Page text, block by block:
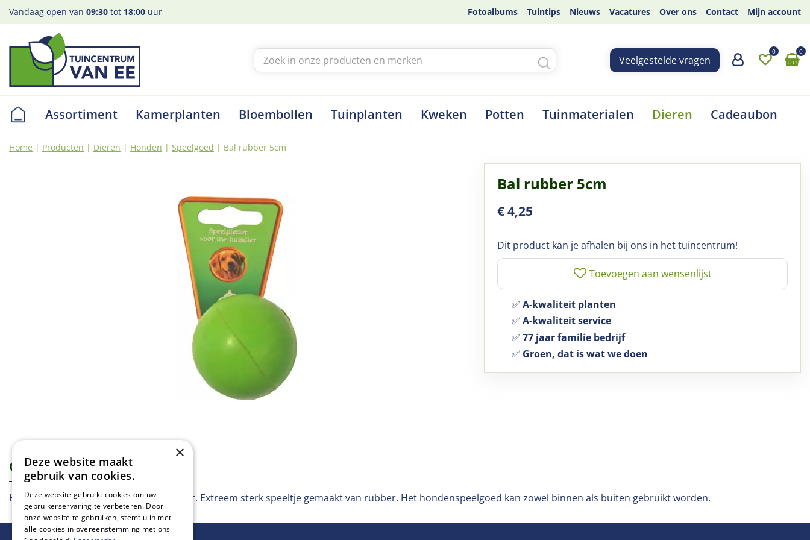
Ga
naar
Home Producten Dieren Honden Speelgoed Bal rubber 5cm
Vandaag open van 09:30 tot 18:00 uur Fotoalbums Tuintips Nieuws Vacatures Over ons Contact Mijn account
Veelgestelde vragen
Assortiment Kamerplanten Bloembollen Tuinplanten Kweken Potten Tuinmaterialen Dieren Cadeaubon
Bal rubber 5cm
€4,25
Dit product kan je afhalen bij ons in het tuincentrum!
✅ A-kwaliteit planten
✅ A-kwaliteit service
✅ 77 jaar familie bedrijf
✅ Groen, dat is wat we doen
Omschrijving Specificaties
Hondenspeelgoed voor lang speelplezier. Extreem sterk speeltje gemaakt van rubber. Het hondenspeelgoed kan zowel binnen als buiten gebruikt worden.
×
Deze website maakt
gebruik van cookies.
Deze website gebruikt cookies om uw
gebruikerservaring te verbeteren. Door
onze website te gebruiken, stemt u in met
alle cookies in overeenstemming met ons